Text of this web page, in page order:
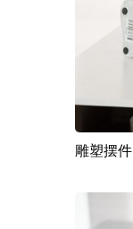
雕塑摆件